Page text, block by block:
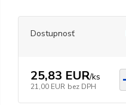
Dostupnosť
25,83 EUR/ks
21,00 EUR bez DPH